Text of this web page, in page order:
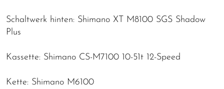
Schaltwerk hinten: Shimano XT M8100 SGS Shadow
Plus
Kassette: Shimano CS-M7100 10-51t 12-Speed
Kette: Shimano M6100